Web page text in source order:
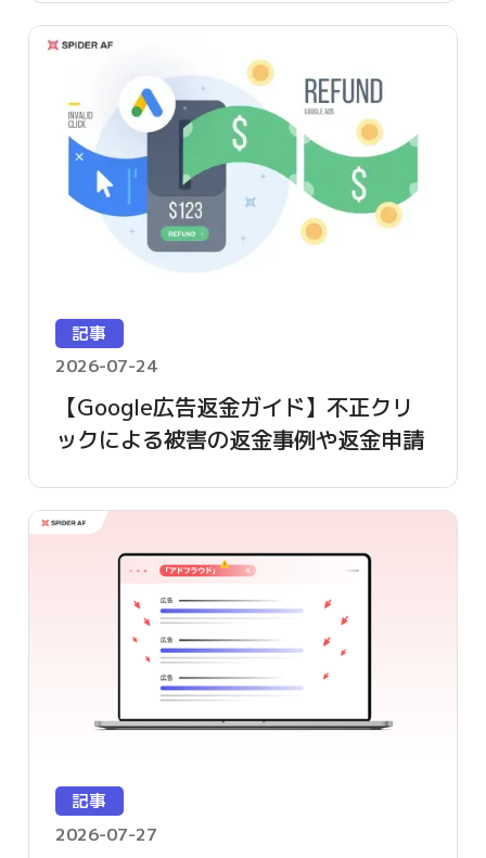
記事
2026-07-24
【Google広告返金ガイド】不正クリ
ックによる被害の返金事例や返金申請
記事
2026-07-27